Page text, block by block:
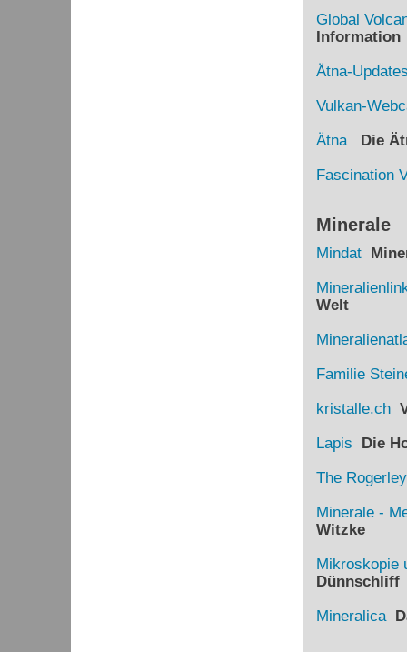
Global
Information
Ätna-
Vulkan-
Ätna
Die
Fascination
Minerale
Mindat
Welt
Familie
kristalle.ch
Lapis Die
The
Minerale -
Witzke
Mikroskopie
Dünnschliff
Mineralica